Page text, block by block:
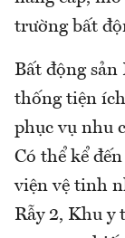
trường bất
Bất động sản
thống tiện
phục vụ nhu
Có thể kể
viện vệ tinh
Rẫy 2, Khu y